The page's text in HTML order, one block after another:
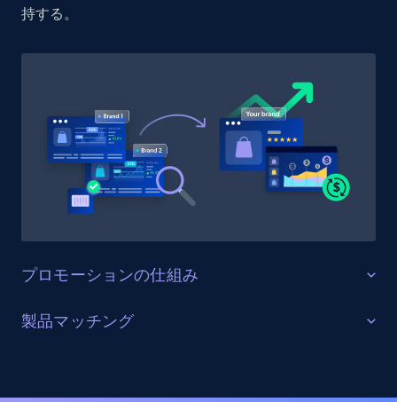
Etsy - Collect data on products using
specified keywords
URL, Product id, Listing inventory id, Title, Rating,
Reviews count shop, Reviews count item, Initial
price, and more.
Etsy - Collects data from shop's URL
持する。
プロモーションの仕組み
販売を最適化する
製品マッチング